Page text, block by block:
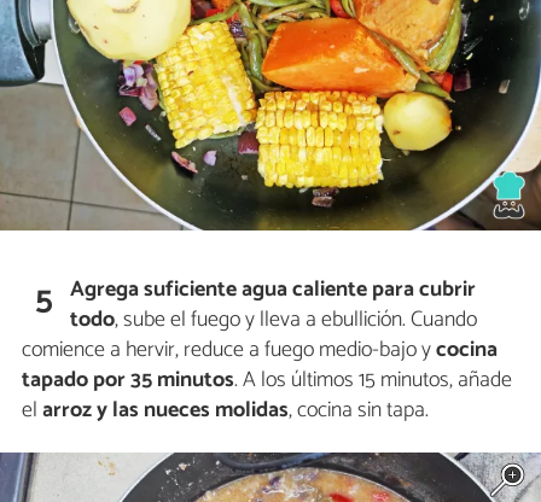
5 Agrega suficiente agua caliente para cubrir
todo, sube el fuego y lleva a ebullición. Cuando
comience a hervir, reduce a fuego medio-bajo ycocina
tapado por 35 minutos. A los últimos 15 minutos, añade
elarroz y las nueces molidas, cocina sin tapa.